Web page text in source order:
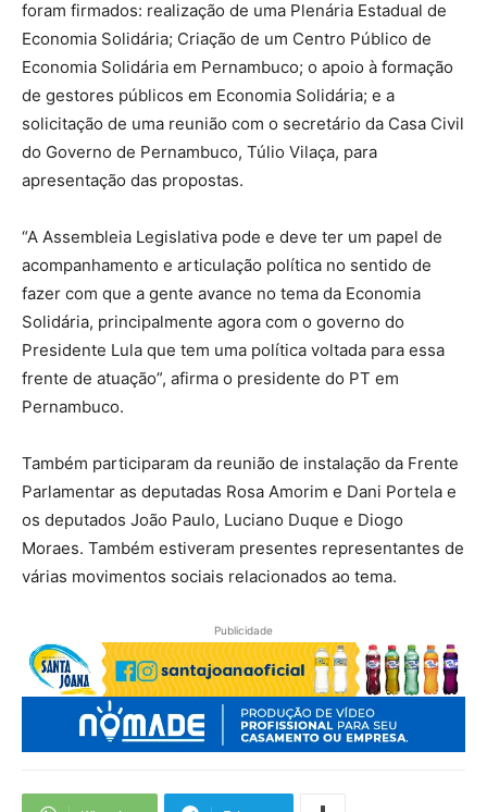
foram firmados: realização de uma Plenária Estadual de
Economia Solidária; Criação de um Centro Público de
Economia Solidária em Pernambuco; o apoio à formação
de gestores públicos em Economia Solidária; e a
solicitação de uma reunião com o secretário da Casa Civil
do Governo de Pernambuco, Túlio Vilaça, para
apresentação das propostas.
“A Assembleia Legislativa pode e deve ter um papel de
acompanhamento e articulação política no sentido de
fazer com que a gente avance no tema da Economia
Solidária, principalmente agora com o governo do
Presidente Lula que tem uma política voltada para essa
frente de atuação”, afirma o presidente do PT em
Pernambuco.
Também participaram da reunião de instalação da Frente
Parlamentar as deputadas Rosa Amorim e Dani Portela e
os deputados João Paulo, Luciano Duque e Diogo
Moraes. Também estiveram presentes representantes de
várias movimentos sociais relacionados ao tema.
Publicidade